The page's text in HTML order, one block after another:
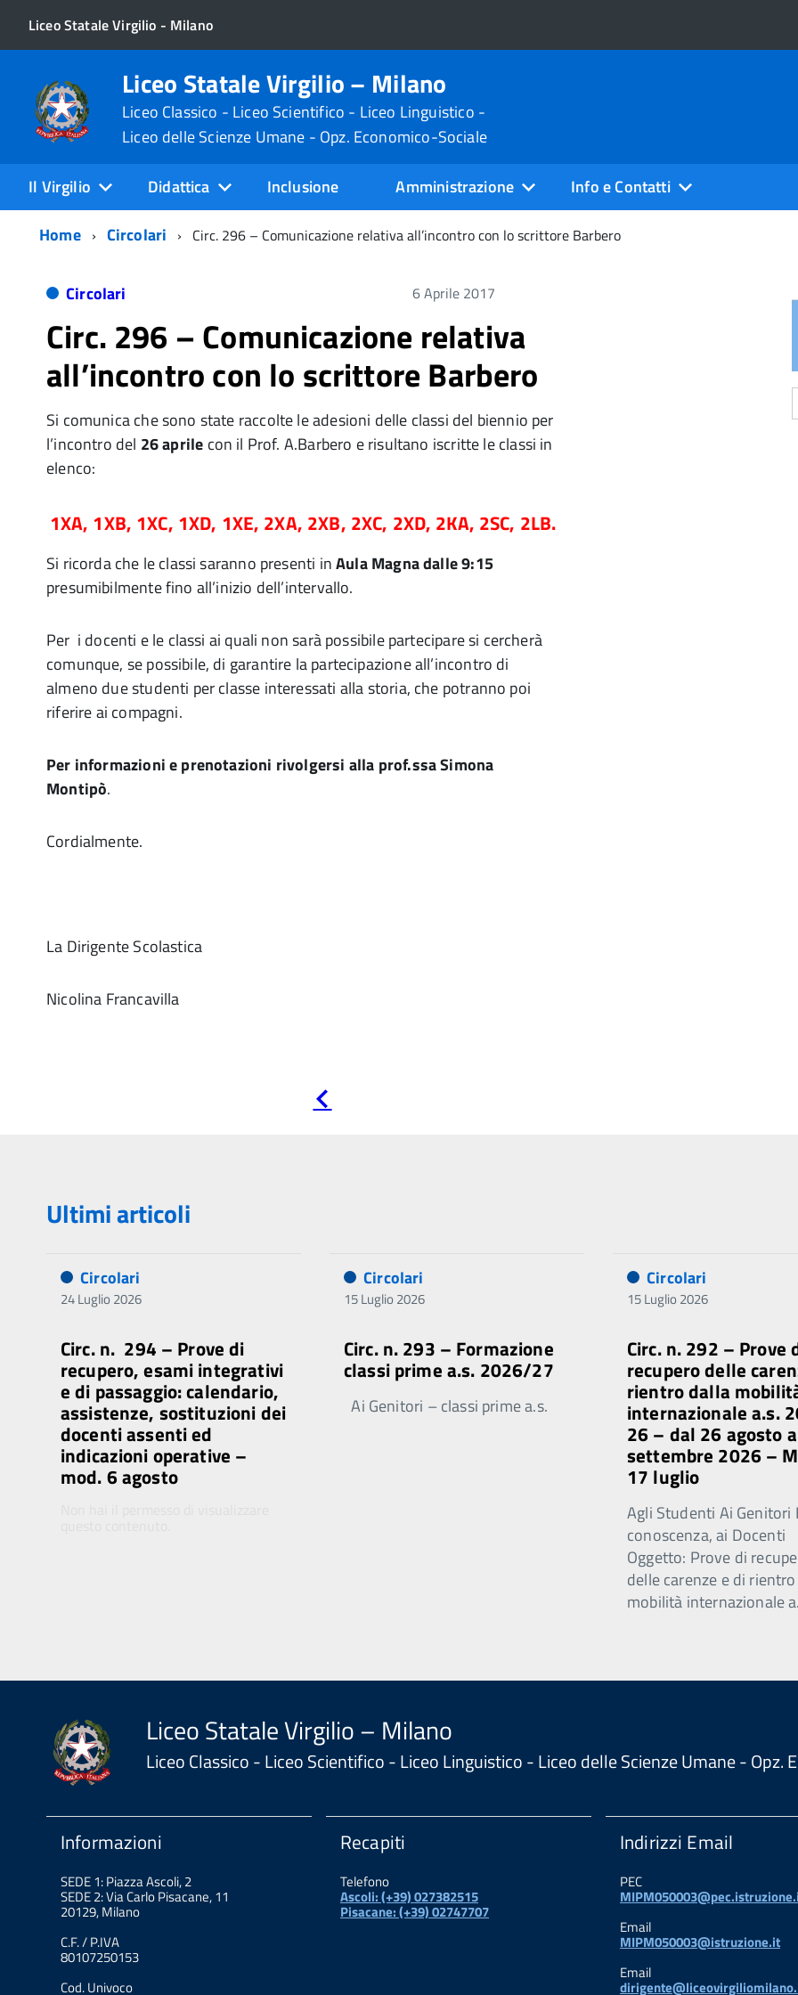
Liceo Statale Virgilio - Milano
Liceo Statale Virgilio – Milano
Liceo Classico - Liceo Scientifico - Liceo Linguistico -
Liceo delle Scienze Umane - Opz. Economico-Sociale
Il Virgilio Didattica Inclusione Amministrazione
Info e Contatti
Home
Circolari Circ. 296 – Comunicazione relativa all’incontro con lo scrittore Barbero
Circolari 6 Aprile 2017
Circ. 296 – Comunicazione relativa
all’incontro con lo scrittore Barbero
Si comunica che sono state raccolte le adesioni delle classi del biennio per
l’incontro del 26 aprile con il Prof. A.Barbero e risultano iscritte le classi in
elenco:
1XA, 1XB, 1XC, 1XD, 1XE, 2XA, 2XB, 2XC, 2XD, 2KA, 2SC, 2LB.
Si ricorda che le classi saranno presenti inAula Magna dalle 9:15
presumibilmente fino all’inizio dell’intervallo.
Per i docenti e le classi ai quali non sarà possibile partecipare si cercherà
comunque, se possibile, di garantire la partecipazione all’incontro di
almeno due studenti per classe interessati alla storia, che potranno poi
riferire ai compagni.
Per informazioni e prenotazioni rivolgersi alla prof.ssa Simona
Montipò.
Cordialmente.
La Dirigente Scolastica
Nicolina Francavilla
precedente
Ultimi articoli
Circolari
24 Luglio 2026
Circ. n. 294 – Prove di
recupero, esami integrativi
e di passaggio: calendario,
assistenze, sostituzioni dei
docenti assenti ed
indicazioni operative –
mod. 6 agosto
Circolari
15 Luglio 2026
Circ. n. 293 – Formazione
classi prime a.s. 2026/27
Ai Genitori – classi prime a.s.
Circolari
15 Luglio 2026
Circ. n. 292 – Prove
recupero delle
rientro dalla
internazionale a.s.
26 – dal 26 agosto
settembre 2026 –
17 luglio
Agli Studenti Ai Genitori
conoscenza, ai Docenti
Oggetto: Prove di
delle carenze e di
mobilità internazionale a.
Liceo Statale Virgilio – Milano
Liceo Classico - Liceo Scientifico - Liceo Linguistico - Liceo delle Scienze Umane - Opz.
Informazioni
SEDE 1: Piazza Ascoli, 2
SEDE 2: Via Carlo Pisacane, 11
20129, Milano
C.F. / P.IVA
80107250153
Cod. Univoco
Recapiti
Telefono
Ascoli: (+39) 027382515
Pisacane: (+39) 02747707
Indirizzi Email
PEC
Email
MIPM050003@istruzione.it
Email